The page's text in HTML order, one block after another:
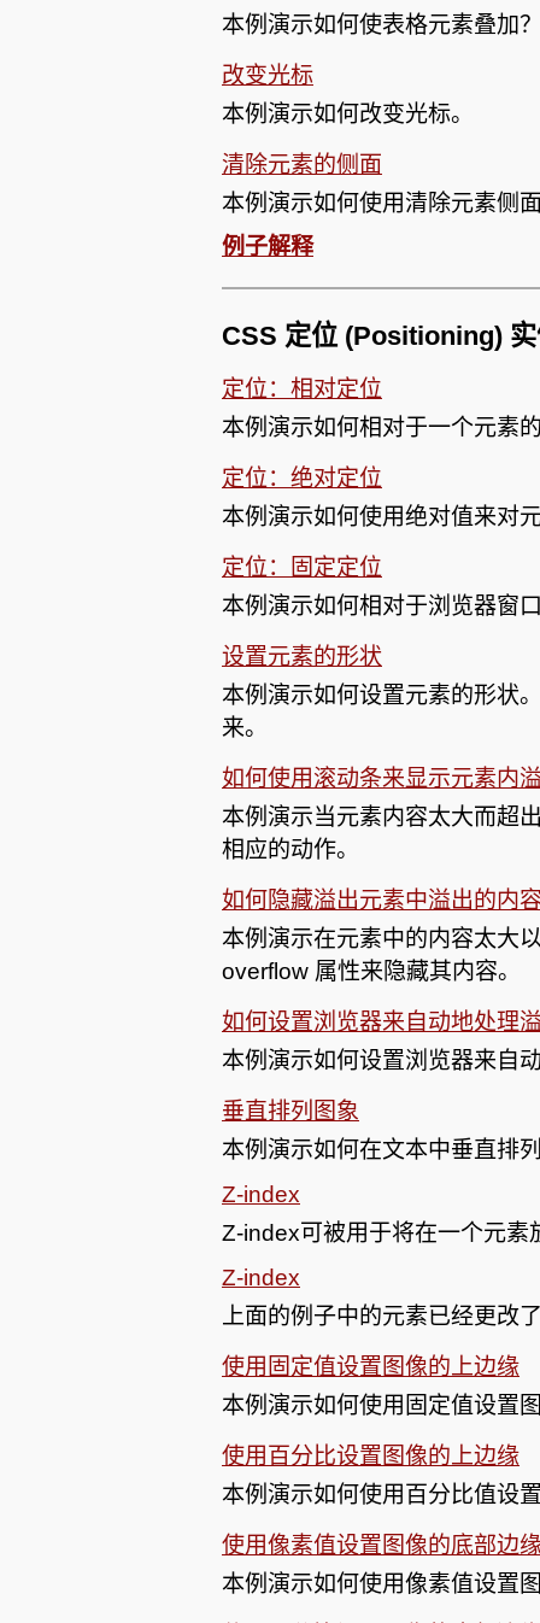
本例演示如何使表格元素叠加
改变光标
本例演示如何改变光标。
清除元素的侧面
本例演示如何使用清除元素侧
例子解释
CSS 定位 (Positioning)
定位：相对定位
本例演示如何相对于一个元素
定位：绝对定位
本例演示如何使用绝对值来对
定位：固定定位
本例演示如何相对于浏览器窗
设置元素的形状
本例演示如何设置元素的形状
来。
如何使用滚动条来显示元素内
本例演示当元素内容太大而超
相应的动作。
如何隐藏溢出元素中溢出的内
本例演示在元素中的内容太大
overflow 属性来隐藏其内容。
如何设置浏览器来自动地处理
本例演示如何设置浏览器来自
垂直排列图象
本例演示如何在文本中垂直排
Z-index
Z-index可被用于将在一个元素
Z-index
上面的例子中的元素已经更改
使用固定值设置图像的上边缘
本例演示如何使用固定值设置
使用百分比设置图像的上边缘
本例演示如何使用百分比值设
使用像素值设置图像的底部边
本例演示如何使用像素值设置